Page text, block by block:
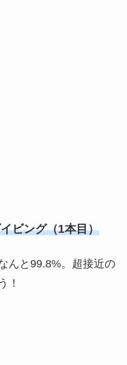
ビング（1本目）
んと99.8%。超接近の
！